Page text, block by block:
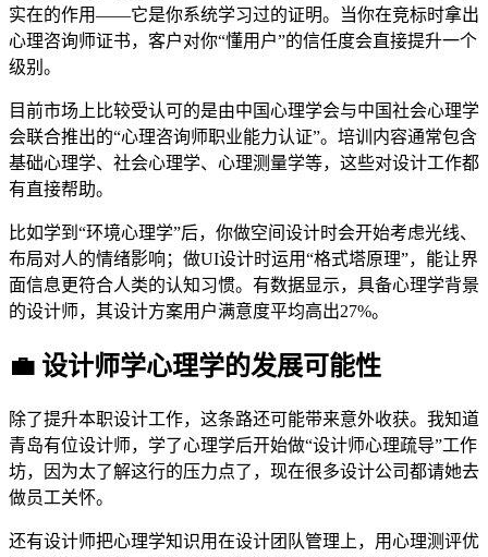
实在的作用——它是你系统学习过的证明。当你在竞标时拿出
心理咨询师证书，客户对你“懂用户”的信任度会直接提升一个
级别。
目前市场上比较受认可的是由中国心理学会与中国社会心理学
会联合推出的“心理咨询师职业能力认证”。培训内容通常包含
基础心理学、社会心理学、心理测量学等，这些对设计工作都
有直接帮助。
比如学到“环境心理学”后，你做空间设计时会开始考虑光线、
布局对人的情绪影响；做UI设计时运用“格式塔原理”，能让界
面信息更符合人类的认知习惯。有数据显示，具备心理学背景
的设计师，其设计方案用户满意度平均高出27%。
💼 设计师学心理学的发展可能性
除了提升本职设计工作，这条路还可能带来意外收获。我知道
青岛有位设计师，学了心理学后开始做“设计师心理疏导”工作
坊，因为太了解这行的压力点了，现在很多设计公司都请她去
做员工关怀。
还有设计师把心理学知识用在设计团队管理上，用心理测评优